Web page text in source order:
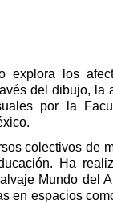
explora los
del dibujo, la
por la
colectivos de
Ha
Mundo del
en espacios